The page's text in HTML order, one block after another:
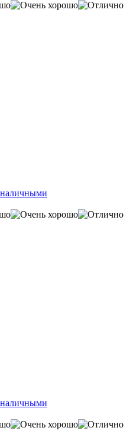
наличными
наличными